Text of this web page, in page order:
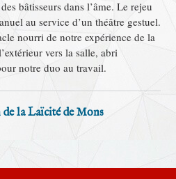
bâtisseurs dans l’âme. Le rejeu
au service d’un théâtre gestuel.
nourri de notre expérience de la
vers la salle, abri
notre duo au travail.
la Laïcité de Mons